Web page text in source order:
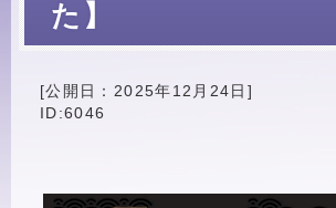
た】
[公開日： 2025年12月24日 ]
ID:6046